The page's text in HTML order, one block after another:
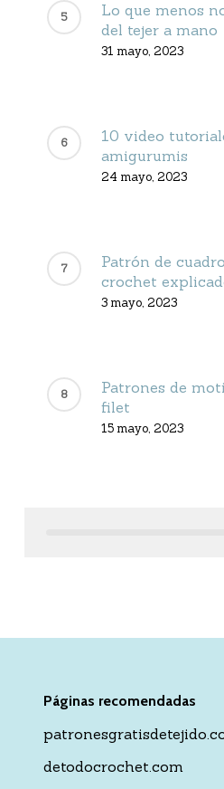
Lo que menos
del tejer a mano
31 mayo, 2023
10 video
amigurumis
24 mayo, 2023
Patrón de
crochet
3 mayo, 2023
Patrones de
filet
15 mayo, 2023
Páginas recomendadas
detodocrochet.com